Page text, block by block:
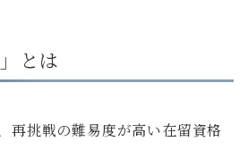
とは
再挑戦の難易度が高い在留資格